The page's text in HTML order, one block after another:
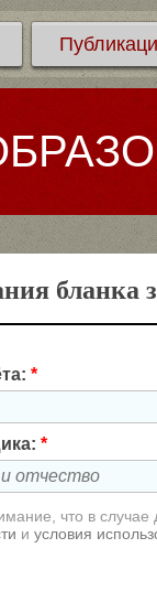
бланка
*
*
что в
и условия